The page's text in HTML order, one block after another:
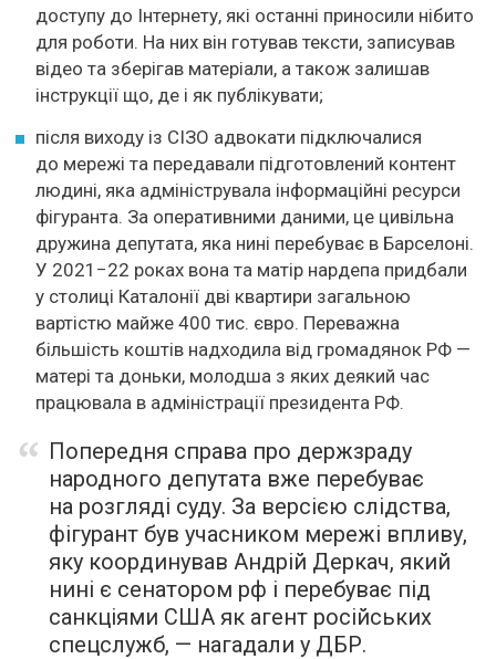
доступу до Інтернету, які останні приносили нібито
для роботи. На них він готував тексти, записував
відео та зберігав матеріали, а також залишав
інструкції що, де і як публікувати;
після виходу із СІЗО адвокати підключалися
до мережі та передавали підготовлений контент
людині, яка адмініструвала інформаційні ресурси
фігуранта. За оперативними даними, це цивільна
дружина депутата, яка нині перебуває в Барселоні.
У 2021−22 роках вона та матір нардепа придбали
у столиці Каталонії дві квартири загальною
вартістю майже 400 тис. євро. Переважна
більшість коштів надходила від громадянок РФ —
матері та доньки, молодша з яких деякий час
працювала в адміністрації президента РФ.
Попередня справа про держзраду
народного депутата вже перебуває
на розгляді суду. За версією слідства,
фігурант був учасником мережі впливу,
яку координував Андрій Деркач, який
нині є сенатором рф і перебуває під
санкціями США як агент російських
спецслужб, — нагадали у ДБР.